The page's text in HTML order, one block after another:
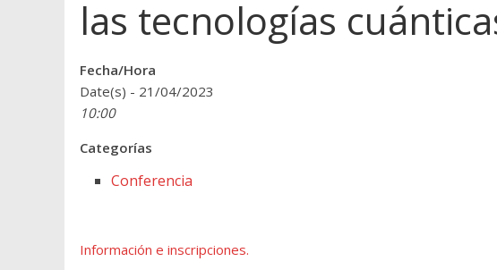
las tecnologías
Fecha/Hora
Date(s) - 21/04/2023
10:00
Categorías
Conferencia
Información e inscripciones.